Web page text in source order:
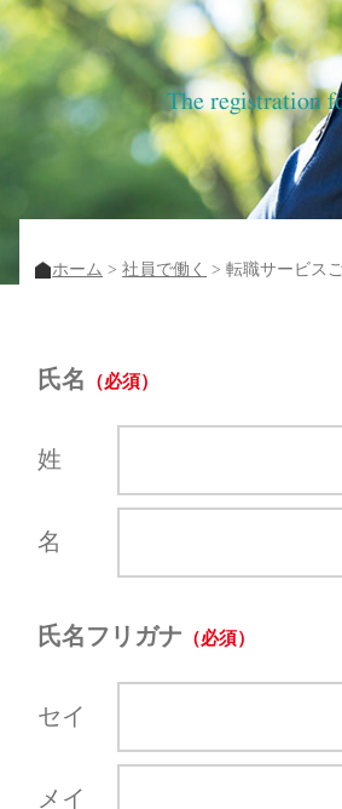
The registration
ホーム 社員で働く 転職サービス
氏名
姓
名
氏名フリガナ
セイ
メイ